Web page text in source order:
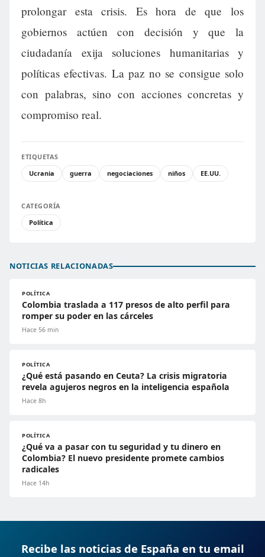
prolongar esta crisis. Es hora de que los
gobiernos actúen con decisión y que la
ciudadanía exija soluciones humanitarias y
políticas efectivas. La paz no se consigue solo
con palabras, sino con acciones concretas y
compromiso real.
ETIQUETAS
Ucrania
guerra negociaciones niños EE.UU.
CATEGORÍA
Política
NOTICIAS RELACIONADAS
POLÍTICA
Colombia traslada a 117 presos de alto perfil para
romper su poder en las cárceles
Hace 56 min
POLÍTICA
¿Qué está pasando en Ceuta? La crisis migratoria
revela agujeros negros en la inteligencia española
Hace 8h
POLÍTICA
¿Qué va a pasar con tu seguridad y tu dinero en
Colombia? El nuevo presidente promete cambios
radicales
Hace 14h
Recibe las noticias de España en tu email